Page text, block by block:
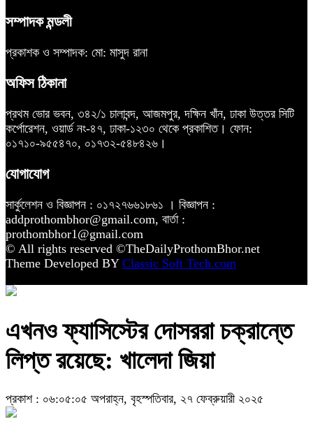
সম্পাদক মন্ডলী
প্রকাশক ও সম্পাদক: মো: মাসুদ রানা
অফিস ঠিকানা
প্রথম ভোর ভবন, ৩৪২/১ চালাবন্দ, আজমপুর, দক্ষিন খাঁন, ঢাকা উত্তর সিটি
কর্পোরেশন, ওয়ার্ড নং-৪৭, ঢাকা-১২৩০ থেকে প্রকাশিত। ফোন:
০১৭১০-৯৫৫৪৭০, ০১৭৩২-৫৪৮৪২৬।
যোগাযোগ
সার্কুলেশন ও বিজ্ঞাপন : ০১৭২৭৬৬১৮৬১ । বিজ্ঞাপন :
addprothombhor@gmail.com, বার্তা :
prothombhor1@gmail.com
© All rights reserved ©TheDailyProthomBhor.net
Theme Developed BY Classic Soft Tech.com
এখনও ফ্যাসিস্টের দোসররা চক্রান্তে
লিপ্ত রয়েছে: খালেদা জিয়া
প্রকাশ : ০৬:০৫:০৫ অপরাহ্ন, বৃহস্পতিবার, ২৭ ফেব্রুয়ারী ২০২৫